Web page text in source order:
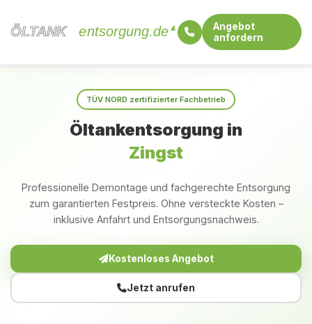
ÖLTANK
ÖLTANK entsorgung.de
Angebot
anfordern
TÜV NORD zertifizierter Fachbetrieb
Öltankentsorgung in
Zingst
Professionelle Demontage und fachgerechte Entsorgung
zum garantierten Festpreis. Ohne versteckte Kosten –
inklusive Anfahrt und Entsorgungsnachweis.
Kostenloses Angebot
Jetzt anrufen